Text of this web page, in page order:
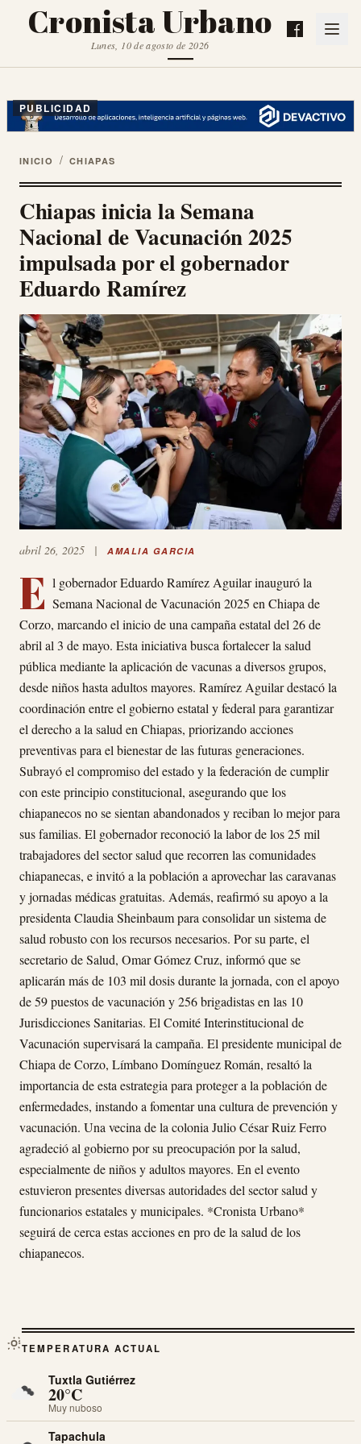
Cronista Urbano
Lunes, 10 de agosto de 2026
PUBLICIDAD
INICIO / CHIAPAS
Chiapas inicia la Semana
Nacional de Vacunación 2025
impulsada por el gobernador
Eduardo Ramírez
abril 26, 2025 | AMALIA GARCIA
E l gobernador Eduardo Ramírez Aguilar inauguró la
Semana Nacional de Vacunación 2025 en Chiapa de
Corzo, marcando el inicio de una campaña estatal del 26 de
abril al 3 de mayo. Esta iniciativa busca fortalecer la salud
pública mediante la aplicación de vacunas a diversos grupos,
desde niños hasta adultos mayores. Ramírez Aguilar destacó la
coordinación entre el gobierno estatal y federal para garantizar
el derecho a la salud en Chiapas, priorizando acciones
preventivas para el bienestar de las futuras generaciones.
Subrayó el compromiso del estado y la federación de cumplir
con este principio constitucional, asegurando que los
chiapanecos no se sientan abandonados y reciban lo mejor para
sus familias. El gobernador reconoció la labor de los 25 mil
trabajadores del sector salud que recorren las comunidades
chiapanecas, e invitó a la población a aprovechar las caravanas
y jornadas médicas gratuitas. Además, reafirmó su apoyo a la
presidenta Claudia Sheinbaum para consolidar un sistema de
salud robusto con los recursos necesarios. Por su parte, el
secretario de Salud, Omar Gómez Cruz, informó que se
aplicarán más de 103 mil dosis durante la jornada, con el apoyo
de 59 puestos de vacunación y 256 brigadistas en las 10
Jurisdicciones Sanitarias. El Comité Interinstitucional de
Vacunación supervisará la campaña. El presidente municipal de
Chiapa de Corzo, Límbano Domínguez Román, resaltó la
importancia de esta estrategia para proteger a la población de
enfermedades, instando a fomentar una cultura de prevención y
vacunación. Una vecina de la colonia Julio César Ruiz Ferro
agradeció al gobierno por su preocupación por la salud,
especialmente de niños y adultos mayores. En el evento
estuvieron presentes diversas autoridades del sector salud y
funcionarios estatales y municipales. *Cronista Urbano*
seguirá de cerca estas acciones en pro de la salud de los
chiapanecos.
TEMPERATURA ACTUAL
Tuxtla Gutiérrez
20°C
Muy nuboso
Tapachula